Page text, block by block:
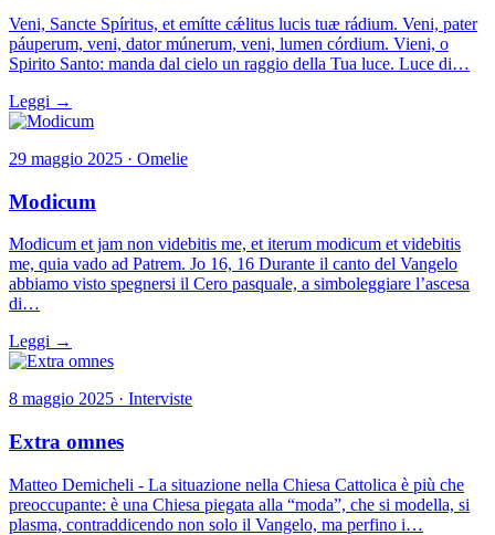
Veni, Sancte Spíritus, et emítte cǽlitus lucis tuæ rádium. Veni, pater
páuperum, veni, dator múnerum, veni, lumen córdium. Vieni, o
Spirito Santo: manda dal cielo un raggio della Tua luce. Luce di…
Leggi →
29 maggio 2025 · Omelie
Modicum
Modicum et jam non videbitis me, et iterum modicum et videbitis
me, quia vado ad Patrem. Jo 16, 16 Durante il canto del Vangelo
abbiamo visto spegnersi il Cero pasquale, a simboleggiare l’ascesa
di…
Leggi →
8 maggio 2025 · Interviste
Extra omnes
Matteo Demicheli - La situazione nella Chiesa Cattolica è più che
preoccupante: è una Chiesa piegata alla “moda”, che si modella, si
plasma, contraddicendo non solo il Vangelo, ma perfino i…